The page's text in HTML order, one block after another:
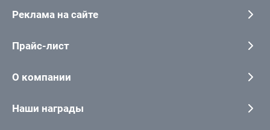
Реклама на сайте
Прайс-лист
О компании
Наши награды